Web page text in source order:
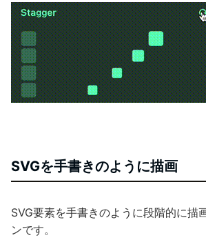
SVGを手書きのように描画
SVG要素を手書きのように段階的に描
ンです。